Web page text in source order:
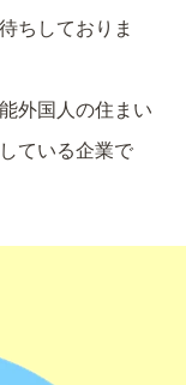
ちしておりま
外国人の住まい
ている企業で